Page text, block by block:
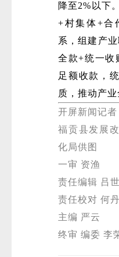
降至2%以下
+村集体+合
系，组建产
全款+统一收
足额收款，
质，推动产业
开屏新闻记者
福贡县发展
化局供图
一审 资渔
责任编辑 吕
责任校对 何丹
主编 严云
终审 编委 李